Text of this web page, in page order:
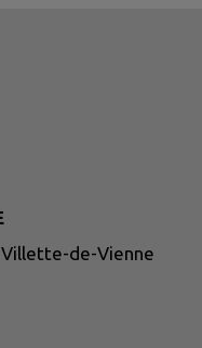
de-Vienne